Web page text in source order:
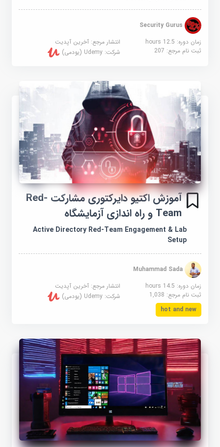
Security Gurus
زمان دوره: 12.5 hours
انتشار مرجع:آخرین آپدیت
ثبت نام مرجع:207 شرکت:Udemy (یودمی)
آموزش اکتیو دایرکتوری مشارکت Red-
Team و راه اندازی آزمایشگاه
Active Directory Red-Team Engagement & Lab
Setup
Muhammad Sada
زمان دوره: 14.5 hours
انتشار مرجع:آخرین آپدیت
ثبت نام مرجع:1,038 شرکت:Udemy (یودمی)
hot and new